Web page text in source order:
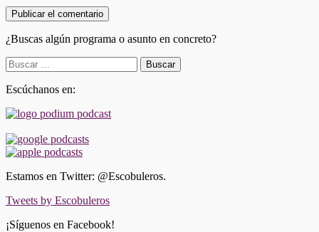
¿Buscas algún programa o asunto en concreto?
Buscar:
Escúchanos en:
Estamos en Twitter: @Escobuleros.
Tweets by Escobuleros
¡Síguenos en Facebook!